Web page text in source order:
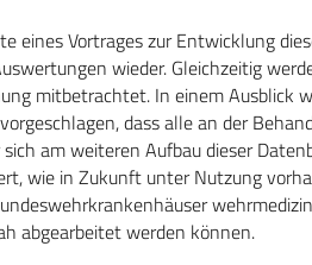
eines Vortrages zur Entwicklung
wieder. Gleichzeitig
mitbetrachtet. In einem Ausblick
dass alle an der
am weiteren Aufbau dieser
wie in Zukunft unter Nutzung
abgearbeitet werden können.